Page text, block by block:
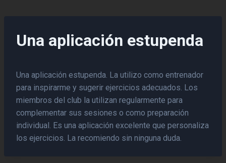
Una aplicación estupenda
Una aplicación estupenda. La utilizo como entrenador
para inspirarme y sugerir ejercicios adecuados. Los
miembros del club la utilizan regularmente para
complementar sus sesiones o como preparación
individual. Es una aplicación excelente que personaliza
los ejercicios. La recomiendo sin ninguna duda.